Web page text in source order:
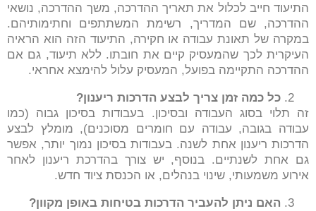
התיעוד חייב לכלול את תאריך ההדרכה, משך ההדרכה, נושאי
ההדרכה, שם המדריך, רשימת המשתתפים וחתימותיהם.
במקרה של תאונת עבודה או חקירה, התיעוד הזה הוא הראיה
העיקרית לכך שהמעסיק קיים את חובתו. ללא תיעוד, גם אם
ההדרכה התקיימה בפועל, המעסיק עלול להימצא אחראי.
כל כמה זמן צריך לבצע הדרכות ריענון?
זה תלוי בסוג העבודה ובסיכון. בעבודות בסיכון גבוה (כמו
עבודה בגובה, עבודה עם חומרים מסוכנים), מומלץ לבצע
הדרכות ריענון אחת לשנה. בעבודות בסיכון נמוך יותר, אפשר
גם אחת לשנתיים. בנוסף, יש צורך בהדרכת ריענון לאחר
אירוע משמעותי, שינוי בנהלים, או הכנסת ציוד חדש.
האם ניתן להעביר הדרכות בטיחות באופן מקוון?